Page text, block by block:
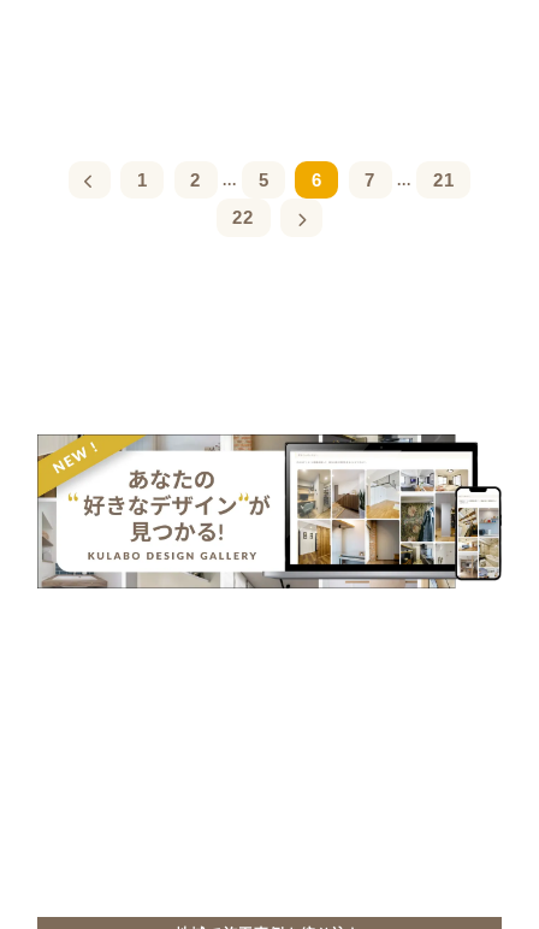
1 2 ... 5 6 7 ...
21
22